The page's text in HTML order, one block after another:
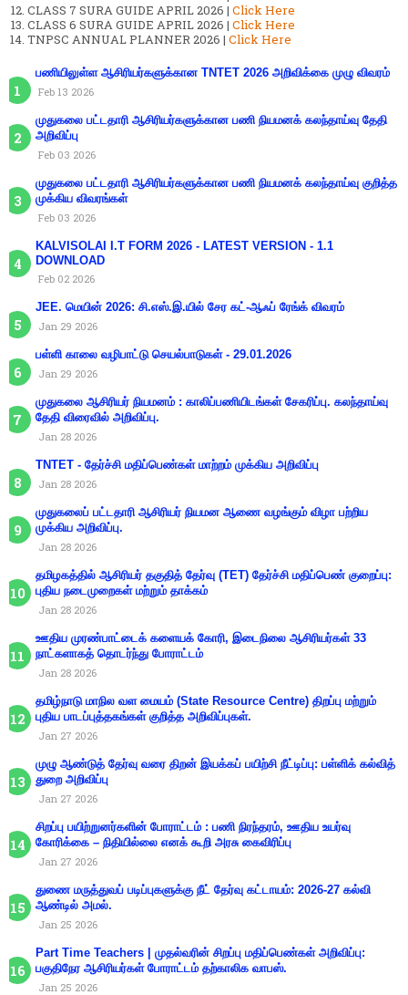
CLASS 7 SURA GUIDE APRIL 2026 | Click Here
CLASS 6 SURA GUIDE APRIL 2026 | Click Here
TNPSC ANNUAL PLANNER 2026 | Click Here
பணியிலுள்ள ஆசிரியர்களுக்கான TNTET 2026 அறிவிக்கை முழு விவரம்
Feb 13 2026
முதுகலை பட்டதாரி ஆசிரியர்களுக்கான பணி நியமனக் கலந்தாய்வு தேதி
அறிவிப்பு
Feb 03 2026
முதுகலை பட்டதாரி ஆசிரியர்களுக்கான பணி நியமனக் கலந்தாய்வு குறித்த
முக்கிய விவரங்கள்
Feb 03 2026
KALVISOLAI I.T FORM 2026 - LATEST VERSION - 1.1
DOWNLOAD
Feb 02 2026
JEE. மெயின் 2026: சி.எஸ்.இ.யில் சேர கட்-ஆஃப் ரேங்க் விவரம்
Jan 29 2026
பள்ளி காலை வழிபாட்டு செயல்பாடுகள் - 29.01.2026
Jan 29 2026
முதுகலை ஆசிரியர் நியமனம் : காலிப்பணியிடங்கள் சேகரிப்பு. கலந்தாய்வு
தேதி விரைவில் அறிவிப்பு.
Jan 28 2026
TNTET - தேர்ச்சி மதிப்பெண்கள் மாற்றம் முக்கிய அறிவிப்பு
Jan 28 2026
முதுகலைப் பட்டதாரி ஆசிரியர் நியமன ஆணை வழங்கும் விழா பற்றிய
முக்கிய அறிவிப்பு.
Jan 28 2026
தமிழகத்தில் ஆசிரியர் தகுதித் தேர்வு (TET) தேர்ச்சி மதிப்பெண் குறைப்பு:
புதிய நடைமுறைகள் மற்றும் தாக்கம்
Jan 28 2026
ஊதிய முரண்பாட்டைக் களையக் கோரி, இடைநிலை ஆசிரியர்கள் 33
நாட்களாகத் தொடர்ந்து போராட்டம்
Jan 28 2026
தமிழ்நாடு மாநில வள மையம் (State Resource Centre) திறப்பு மற்றும்
புதிய பாடப்புத்தகங்கள் குறித்த அறிவிப்புகள்.
Jan 27 2026
முழு ஆண்டுத் தேர்வு வரை திறன் இயக்கப் பயிற்சி நீட்டிப்பு: பள்ளிக் கல்வித்
துறை அறிவிப்பு
Jan 27 2026
சிறப்பு பயிற்றுனர்களின் போராட்டம் : பணி நிரந்தரம், ஊதிய உயர்வு
கோரிக்கை – நிதியில்லை எனக் கூறி அரசு கைவிரிப்பு
Jan 27 2026
துணை மருத்துவப் படிப்புகளுக்கு நீட் தேர்வு கட்டாயம்: 2026-27 கல்வி
ஆண்டில் அமல்.
Jan 25 2026
Part Time Teachers | முதல்வரின் சிறப்பு மதிப்பெண்கள் அறிவிப்பு:
பகுதிநேர ஆசிரியர்கள் போராட்டம் தற்காலிக வாபஸ்.
Jan 25 2026